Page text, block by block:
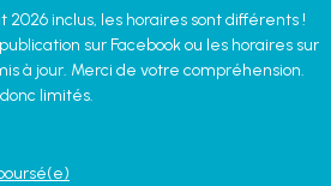
2026 inclus, les horaires sont différents !
sur Facebook ou les horaires sur
à jour. Merci de votre compréhension.
limités.